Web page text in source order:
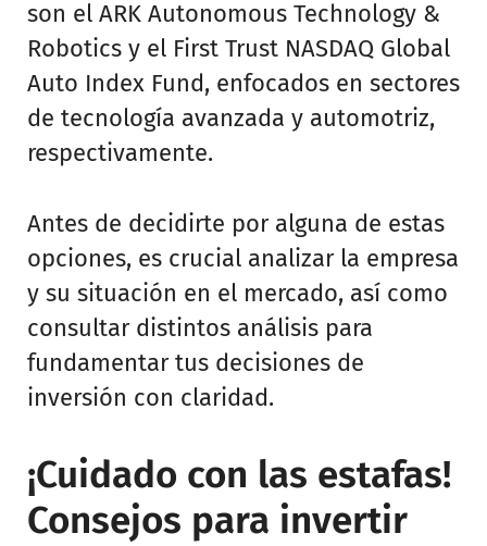
son el ARK Autonomous Technology &
Robotics y el First Trust NASDAQ Global
Auto Index Fund, enfocados en sectores
de tecnología avanzada y automotriz,
respectivamente.
Antes de decidirte por alguna de estas
opciones, es crucial analizar la empresa
y su situación en el mercado, así como
consultar distintos análisis para
fundamentar tus decisiones de
inversión con claridad.
¡Cuidado con las estafas!
Consejos para invertir